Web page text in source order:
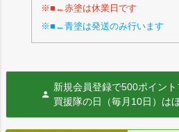
※■←赤塗は休業日です
※■←青塗は発送のみ行います
新規会員登録で500ポイント
買援隊の日（毎月10日）は